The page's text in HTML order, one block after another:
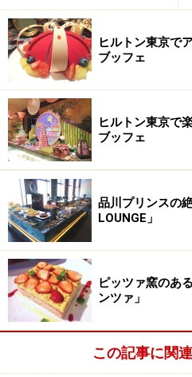
クレミア ソフトクリーム
コーン、グラス
デザートアトリエには冷凍設
状態で冷たいスイーツが並べ
ズケーキはもちろん、マロン
しいスイーツが並べられてい
数種類のアイスクリーム、シ
ミア ソフトクリームもある
う。
メインのブッフェ台
ヒルトン東京で
ブッフェ
ヒルトン東京で
ブッフェ
品川プリンスの
LOUNGE」
ピッツァ窯のあ
ンツァ」
この記事に関